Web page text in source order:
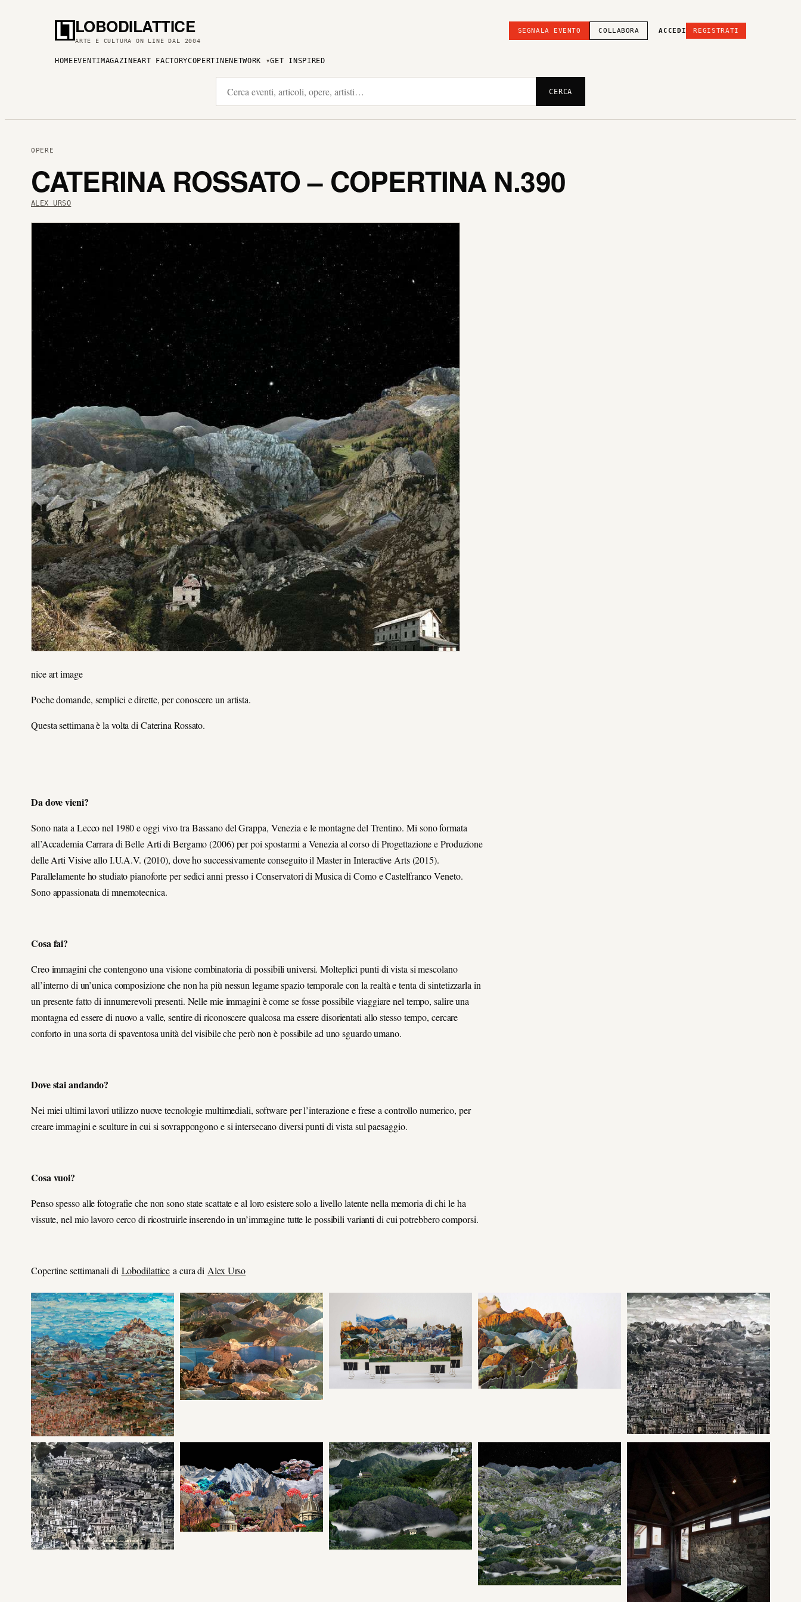
LOBODILATTICE
ARTE E CULTURA ON LINE DAL 2004
SEGNALA EVENTO COLLABORA ACCEDI REGISTRATI
HOME EVENTI MAGAZINEART FACTORYCOPERTINENETWORK GET INSPIRED
CERCA
OPERE
CATERINA ROSSATO – COPERTINA N.390
ALEX URSO
nice art image
Poche domande, semplici e dirette, per conoscere un artista.
Questa settimana è la volta di Caterina Rossato.
Da dove vieni?
Sono nata a Lecco nel 1980 e oggi vivo tra Bassano del Grappa, Venezia e le montagne del Trentino. Mi sono formata
all’Accademia Carrara di Belle Arti di Bergamo (2006) per poi spostarmi a Venezia al corso di Progettazione e Produzione
delle Arti Visive allo I.U.A.V. (2010), dove ho successivamente conseguito il Master in Interactive Arts (2015).
Parallelamente ho studiato pianoforte per sedici anni presso i Conservatori di Musica di Como e Castelfranco Veneto.
Sono appassionata di mnemotecnica.
Cosa fai?
Creo immagini che contengono una visione combinatoria di possibili universi. Molteplici punti di vista si mescolano
all’interno di un’unica composizione che non ha più nessun legame spazio temporale con la realtà e tenta di sintetizzarla in
un presente fatto di innumerevoli presenti. Nelle mie immagini è come se fosse possibile viaggiare nel tempo, salire una
montagna ed essere di nuovo a valle, sentire di riconoscere qualcosa ma essere disorientati allo stesso tempo, cercare
conforto in una sorta di spaventosa unità del visibile che però non è possibile ad uno sguardo umano.
Dove stai andando?
Nei miei ultimi lavori utilizzo nuove tecnologie multimediali, software per l’interazione e frese a controllo numerico, per
creare immagini e sculture in cui si sovrappongono e si intersecano diversi punti di vista sul paesaggio.
Cosa vuoi?
Penso spesso alle fotografie che non sono state scattate e al loro esistere solo a livello latente nella memoria di chi le ha
vissute, nel mio lavoro cerco di ricostruirle inserendo in un’immagine tutte le possibili varianti di cui potrebbero comporsi.
Copertine settimanali di Lobodilattice a cura di Alex Urso